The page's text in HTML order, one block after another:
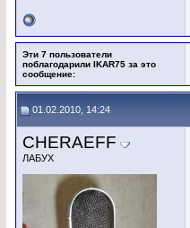
Эти 7 пользователи
поблагодарили IKAR75 за это
сообщение:
01.02.2010, 14:24
CHERAEFF
ЛАБУХ